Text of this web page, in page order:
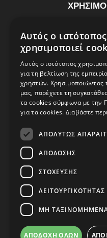
Πολιτική
ΩΡΑΡΙΟ
Δ | Τ | Τ | Π:
Παρασκευή:
Viber:
E-mail:
Αυτός ο ιστότοπος
χρησιμοποιεί
Αυτός ο ιστότοπος
για τη βελτίωση της
χρηστών. Χρησιμοποιώντας
μας, παρέχετε τη
τα cookies σύμφωνα με την
για τα cookies. Διαβάστε
ΑΠΟΛΎΤΩΣ
ΑΠΌΔΟΣΗΣ
ΣΤΌΧΕΥΣΗΣ
ΛΕΙΤΟΥΡΓΙΚΌΤΗΤΑΣ
ΜΗ
ΑΠΟΔΟΧΉ ΌΛΩΝ